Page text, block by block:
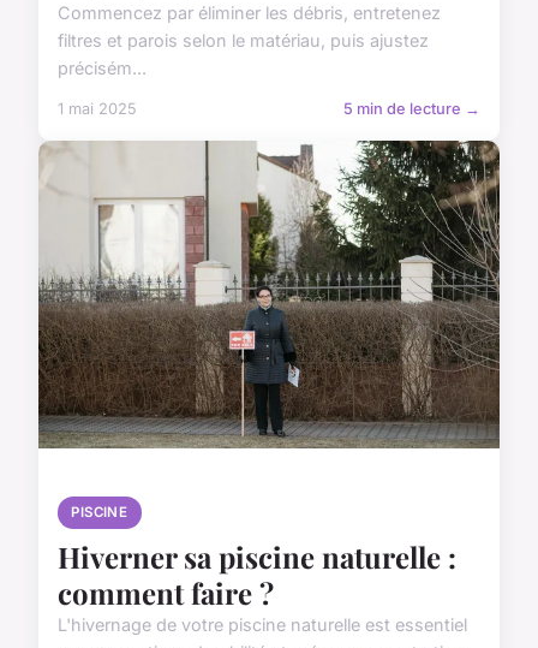
Commencez par éliminer les débris, entretenez
filtres et parois selon le matériau, puis ajustez
précisém...
1 mai 2025 5 min de lecture →
PISCINE
Hiverner sa piscine naturelle :
comment faire ?
L'hivernage de votre piscine naturelle est essentiel